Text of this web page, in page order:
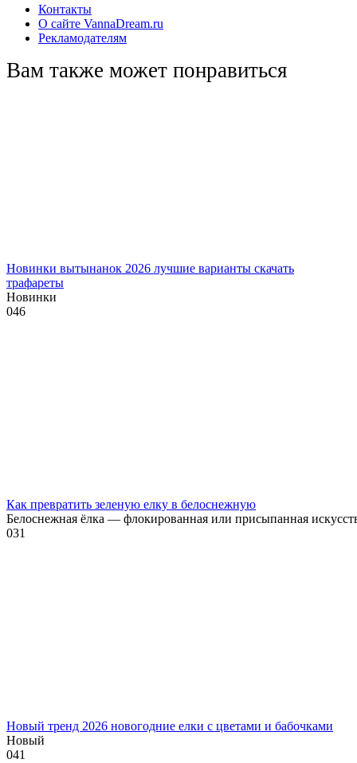
Контакты
О сайте VannaDream.ru
Рекламодателям
Вам также может понравиться
Новинки вытынанок 2026 лучшие варианты скачать
трафареты
Новинки
046
Как превратить зеленую елку в белоснежную
Белоснежная ёлка — флокированная или присыпанная
031
Новый тренд 2026 новогодние елки с цветами и бабочками
Новый
041